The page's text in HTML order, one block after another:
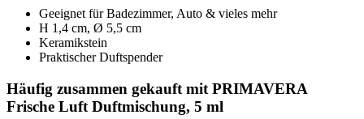
Geeignet für Badezimmer, Auto & vieles mehr
H 1,4 cm, Ø 5,5 cm
Keramikstein
Praktischer Duftspender
Häufig zusammen gekauft mit PRIMAVERA
Frische Luft Duftmischung, 5 ml